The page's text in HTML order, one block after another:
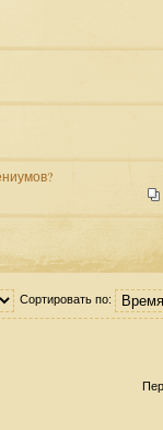
Сортировать по: